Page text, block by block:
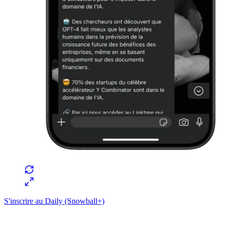
S'inscrire au Daily (Snowball+)